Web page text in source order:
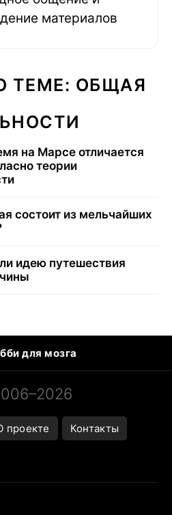
материалов
ТЕМЕ: ОБЩАЯ
на Марсе отличается
теории
состоит из мельчайших
идею путешествия
для мозга
в океанариуме
проекте Контакты